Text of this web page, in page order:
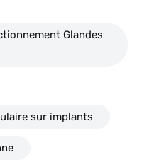
Glandes
sur implants